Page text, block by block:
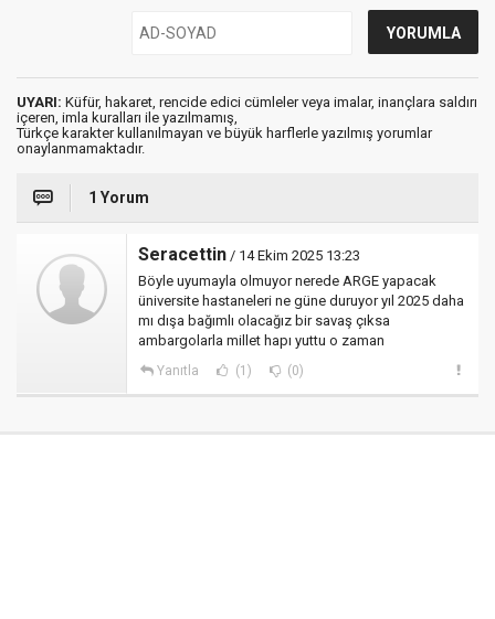
UYARI: Küfür, hakaret, rencide edici cümleler veya imalar, inançlara saldırı
içeren, imla kuralları ile yazılmamış,
Türkçe karakter kullanılmayan ve büyük harflerle yazılmış yorumlar
onaylanmamaktadır.
1 Yorum
Seracettin / 14 Ekim 2025 13:23
Böyle uyumayla olmuyor nerede ARGE yapacak
üniversite hastaneleri ne güne duruyor yıl 2025 daha
mı dışa bağımlı olacağız bir savaş çıksa
ambargolarla millet hapı yuttu o zaman
Yanıtla (1) (0)